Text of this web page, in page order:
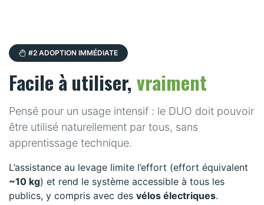
#2 ADOPTION IMMÉDIATE
Facile à utiliser,vraiment
Pensé pour un usage intensif : le DUO doit pouvoir
être utilisé naturellement par tous, sans
apprentissage technique.
L’assistance au levage limite l’effort (effort équivalent
~10 kg) et rend le système accessible à tous les
publics, y compris avec des vélos électriques.